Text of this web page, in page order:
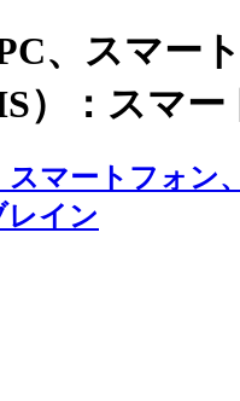
、スマー
）：スマー